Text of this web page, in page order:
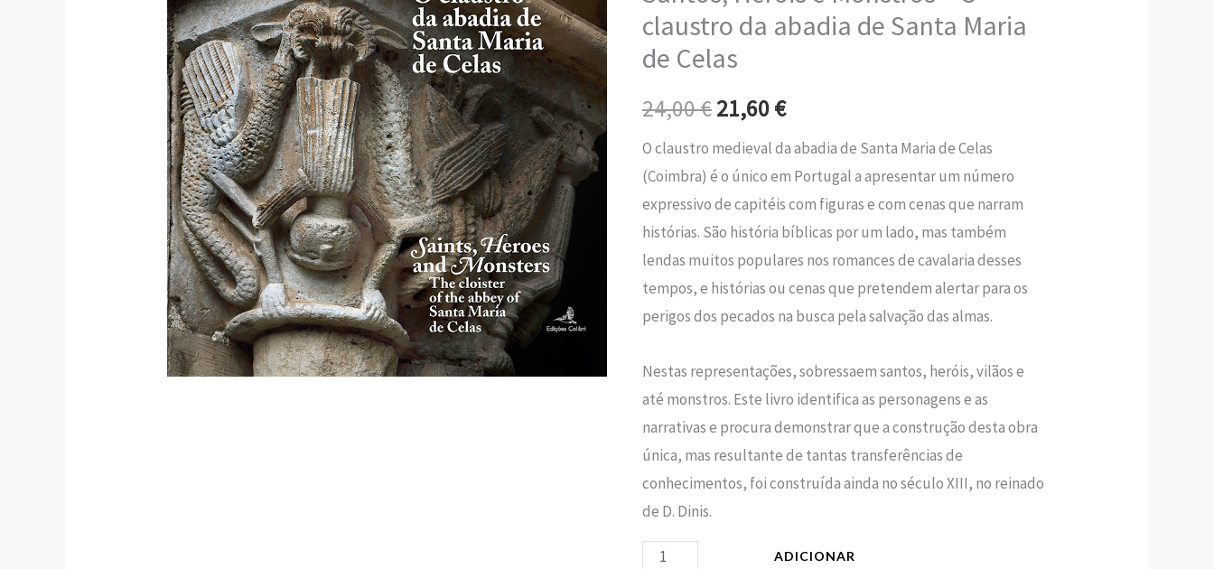
claustro da abadia de Santa Maria
de Celas
24,00€
era:
24,00 €.
21,60€
é:
O claustro medieval da abadia de Santa Maria de Celas
(Coimbra) é o único em Portugal a apresentar um número
expressivo de capitéis com figuras e com cenas que narram
histórias. São história bíblicas por um lado, mas também
lendas muitos populares nos romances de cavalaria desses
tempos, e histórias ou cenas que pretendem alertar para os
perigos dos pecados na busca pela salvação das almas.
Nestas representações, sobressaem santos, heróis, vilãos e
até monstros. Este livro identifica as personagens e as
narrativas e procura demonstrar que a construção desta obra
única, mas resultante de tantas transferências de
conhecimentos, foi construída ainda no século XIII, no reinado
de D. Dinis.
Monstros
O
claustro
abadia
de
Santa
Maria
de
Celas
ADICIONAR